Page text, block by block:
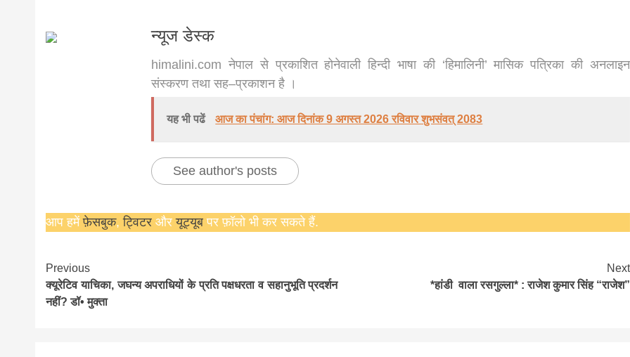
न्यूज डेस्क
himalini.com नेपाल से प्रकाशित होनेवाली हिन्दी भाषा की ‘हिमालिनी’ मासिक पत्रिका की अनलाइन
संस्करण तथा सह–प्रकाशन है ।
यह भी पढें आज का पंचांग: आज दिनांक 9 अगस्त 2026 रविवार शुभसंवत् 2083
See author's posts
आप हमेंफ़ेसबुक,ट्विटरऔरयूट्यूब पर फ़ॉलो भी कर सकते हैं.
Continue
Reading
Previous
क्यूरेटिव याचिका, जघन्य अपराधियों के प्रति पक्षधरता व सहानुभूति प्रदर्शन
नहीं? डॉ• मुक्ता
Next
*हांडी वाला रसगुल्ला* : राजेश कुमार सिंह “राजेश”
आयोजित किया गया। रंगभूमि मैदान में राजा विदेह...